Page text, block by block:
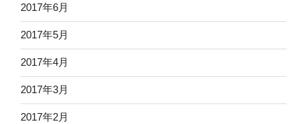
2017年6月
2017年5月
2017年4月
2017年3月
2017年2月